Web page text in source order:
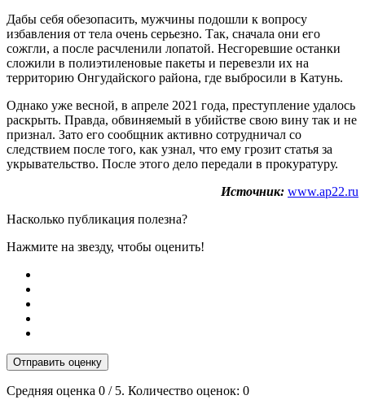
Дабы себя обезопасить, мужчины подошли к вопросу
избавления от тела очень серьезно. Так, сначала они его
сожгли, а после расчленили лопатой. Несгоревшие останки
сложили в полиэтиленовые пакеты и перевезли их на
территорию Онгудайского района, где выбросили в Катунь.
Однако уже весной, в апреле 2021 года, преступление удалось
раскрыть. Правда, обвиняемый в убийстве свою вину так и не
признал. Зато его сообщник активно сотрудничал со
следствием после того, как узнал, что ему грозит статья за
укрывательство. После этого дело передали в прокуратуру.
Источник: www.ap22.ru
Насколько публикация полезна?
Нажмите на звезду, чтобы оценить!
Отправить оценку
Средняя оценка 0 / 5. Количество оценок: 0